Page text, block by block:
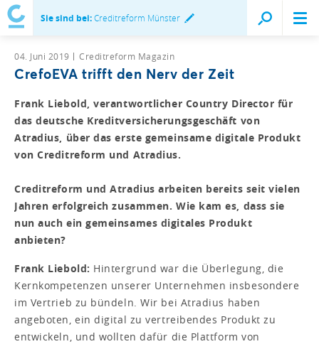
Sie sind bei:Creditreform Münster
04. Juni 2019 Creditreform Magazin
CrefoEVA trifft den Nerv der Zeit
Frank Liebold, verantwortlicher Country Director für
das deutsche Kreditversicherungsgeschäft von
Atradius, über das erste gemeinsame digitale Produkt
von Creditreform und Atradius.
Creditreform und Atradius arbeiten bereits seit vielen
Jahren erfolgreich zusammen. Wie kam es, dass sie
nun auch ein gemeinsames digitales Produkt
anbieten?
Frank Liebold: Hintergrund war die Überlegung, die
Kernkompetenzen unserer Unternehmen insbesondere
im Vertrieb zu bündeln. Wir bei Atradius haben
angeboten, ein digital zu vertreibendes Produkt zu
entwickeln, und wollten dafür die Plattform von